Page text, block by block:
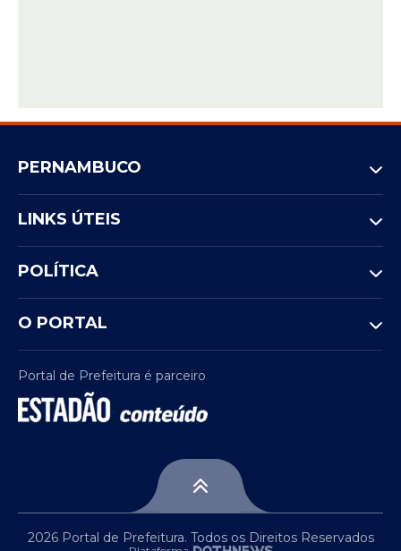
PERNAMBUCO
LINKS ÚTEIS
POLÍTICA
O PORTAL
Portal de Prefeitura é parceiro
2026 Portal de Prefeitura. Todos os Direitos Reservados